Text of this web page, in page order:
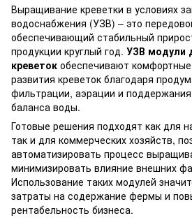
Выращивание креветки в условиях
водоснабжения (УЗВ) – это
обеспечивающий стабильный
продукции круглый год. УЗВ модули
креветок обеспечивают
развития креветок благодаря
фильтрации, аэрации и поддержания
баланса воды.
Готовые решения подходят как для
так и для коммерческих хозяйств,
автоматизировать процесс
минимизировать влияние внешних
Использование таких модулей
затраты на содержание фермы и
рентабельность бизнеса.